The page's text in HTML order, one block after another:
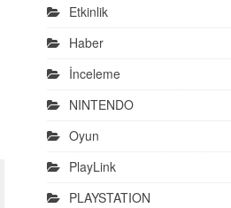
Etkinlik
Haber
İnceleme
NINTENDO
Oyun
PlayLink
PLAYSTATION